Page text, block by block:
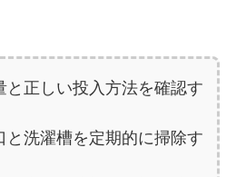
と正しい投入方法を確認す
と洗濯槽を定期的に掃除す